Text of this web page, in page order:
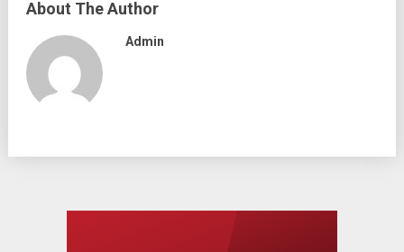
About The Author
Admin